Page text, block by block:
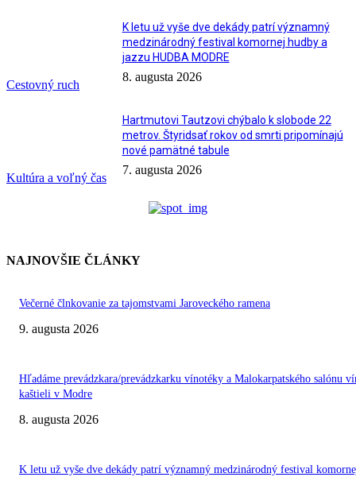
Cestovný ruch
K letu už vyše dve dekády patrí významný
medzinárodný festival komornej hudby a
jazzu HUDBA MODRE
8. augusta 2026
Kultúra a voľný čas
Hartmutovi Tautzovi chýbalo k slobode 22
metrov. Štyridsať rokov od smrti pripomínajú
nové pamätné tabule
7. augusta 2026
NAJNOVŠIE ČLÁNKY
Večerné člnkovanie za tajomstvami Jaroveckého ramena
9. augusta 2026
Hľadáme prevádzkara/prevádzkarku vínotéky a Malokarpatského salónu
kaštieli v Modre
8. augusta 2026
K letu už vyše dve dekády patrí významný medzinárodný festival